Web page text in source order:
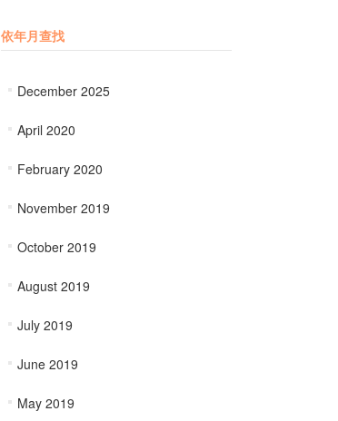
依年月查找
December 2025
April 2020
February 2020
November 2019
October 2019
August 2019
July 2019
June 2019
May 2019